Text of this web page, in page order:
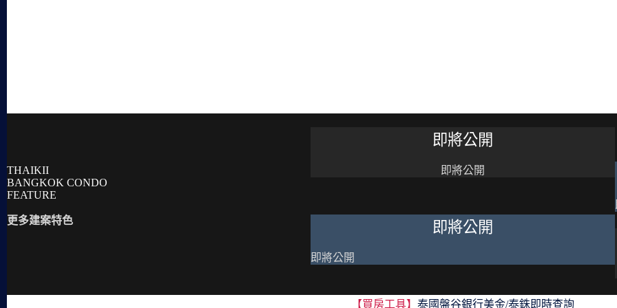
THAIKII
BANGKOK CONDO
FEATURE
更多建案特色
即將公開
即將公開
即將公開
即將公開
【買房工具】 泰國盤谷銀行美金/泰銖即時查詢